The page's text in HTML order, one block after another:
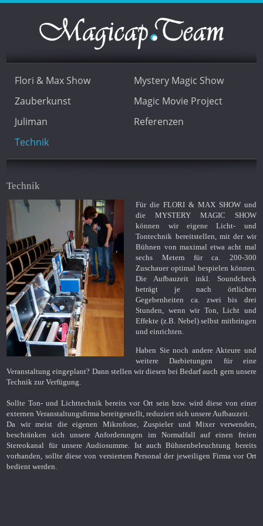
Flori & Max Show
Mystery Magic Show
Zauberkunst
Magic Movie Project
Juliman
Referenzen
Technik
Technik
Für die FLORI & MAX SHOW und
die MYSTERY MAGIC SHOW
können wir eigene Licht- und
Tontechnik bereitstellen, mit der wir
Bühnen von maximal etwa acht mal
sechs Metern für ca. 200-300
Zuschauer optimal bespielen können.
Die Aufbauzeit inkl. Soundcheck
beträgt je nach örtlichen
Gegebenheiten ca. zwei bis drei
Stunden, wenn wir Ton, Licht und
Effekte (z.B. Nebel) selbst mitbringen
und einrichten.
Haben Sie noch andere Akteure und
weitere Darbietungen für eine
Veranstaltung eingeplant? Dann stellen wir diesen bei Bedarf auch gern unsere
Technik zur Verfügung.
Sollte Ton- und Lichttechnik bereits vor Ort sein bzw. wird diese von einer
externen Veranstaltungsfirma bereitgestellt, reduziert sich unsere Aufbauzeit.
Da wir meist die eigenen Mikrofone, Zuspieler und Mixer verwenden,
beschränken sich unsere Anforderungen im Normalfall auf einen freien
Stereokanal für unsere Audiosumme. Ist auch Bühnenbeleuchtung bereits
vorhanden, sollte diese von versiertem Personal der jeweiligen Firma vor Ort
bedient werden.